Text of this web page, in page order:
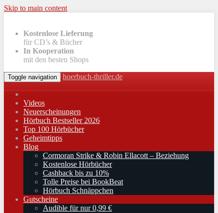
Skip to main content
Kostenlose Lieferung
für CD’s & Bücher
In Kooperation
mit den besten Shops
Toggle navigation hoerbuch-thriller.de
Videos
Neuerscheinungen
Hörbuch Bestseller 2026
Top 100 Hörbücher
Geheimtipps
Blog
Cormoran Strike & Robin Ellacott – Beziehung
Kostenlose Hörbücher
Cashback bis zu 10%
Tolle Preise bei BookBeat
Hörbuch Schnäppchen
Gutscheine
Audible für nur 0,99 €